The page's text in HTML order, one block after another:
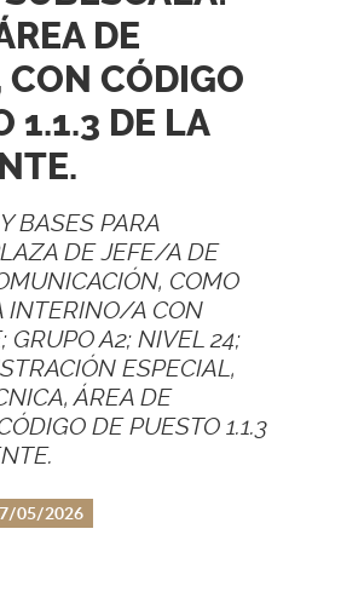
DE
CÓDIGO
1.1.3 DE LA
BASES PARA
DE JEFE/A DE
COMO
INTERINO/A CON
GRUPO A2; NIVEL 24;
ESPECIAL,
ÁREA DE
DE PUESTO 1.1.3
05/2026